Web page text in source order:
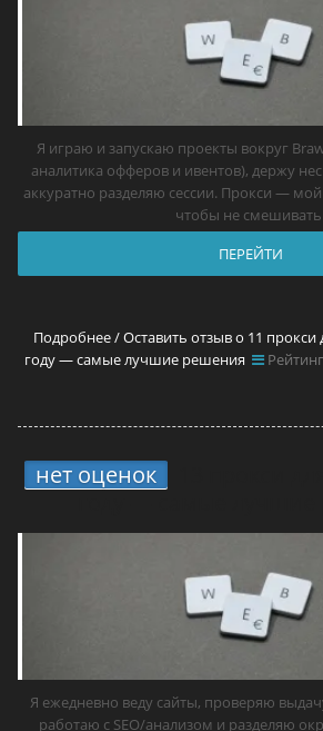
Я играю и запускаю проекты вокруг
аналитика офферов и ивентов), держу
аккуратно разделяю сессии. Прокси —
чтобы не смешивать
ПЕРЕЙТИ
Подробнее / Оставить отзыв о 11 прокси
году — самые лучшие решения
нет оценок
Я ежедневно веду сайты, проверяю
работаю с SEO/анализом и разделяю